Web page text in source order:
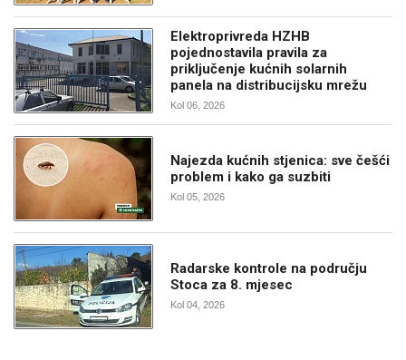
Elektroprivreda HZHB
pojednostavila pravila za
priključenje kućnih solarnih
panela na distribucijsku mrežu
Kol 06, 2026
Najezda kućnih stjenica: sve češći
problem i kako ga suzbiti
Kol 05, 2026
Radarske kontrole na području
Stoca za 8. mjesec
Kol 04, 2026